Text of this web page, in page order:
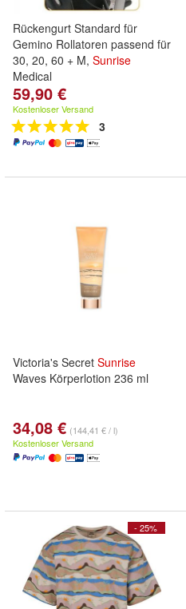
Rückengurt Standard für
Gemino Rollatoren passend für
30, 20, 60 + M, Sunrise
Medical
59,90 €
Kostenloser Versand
3
Victoria's Secret Sunrise
Waves Körperlotion 236 ml
34,08 € (144,41 € / l)
Kostenloser Versand
- 25%